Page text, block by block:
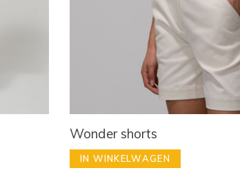
Wonder shorts
IN WINKELWAGEN